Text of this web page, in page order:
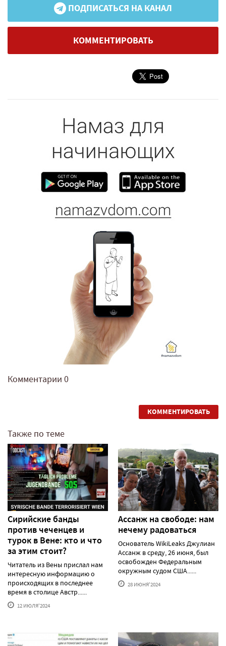
ПОДПИСАТЬСЯ НА КАНАЛ
КОММЕНТИРОВАТЬ
Комментарии 0
КОММЕНТИРОВАТЬ
Также по теме
Сирийские банды
против чеченцев и
турок в Вене: кто и что
за этим стоит?
Читатель из Вены прислал нам
интересную информацию о
происходящих в последнее
время в столице Австр......
12 ИЮЛЯ'2024
Ассанж на свободе: нам
нечему радоваться
Основатель WikiLeaks Джулиан
Ассанж в среду, 26 июня, был
освобожден Федеральным
окружным судом США......
28 ИЮНЯ'2024